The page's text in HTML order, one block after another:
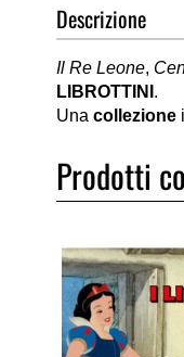
di
immagini
Descrizione
Il Re Leone,
LIBROTTINI .
Una collezione
Prodotti